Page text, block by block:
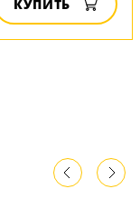
КУПИТЬ